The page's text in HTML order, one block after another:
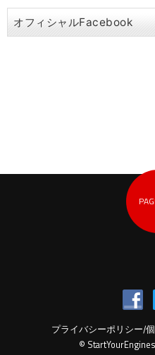
オフィシャルFacebook
©
プライバシーポリシー/